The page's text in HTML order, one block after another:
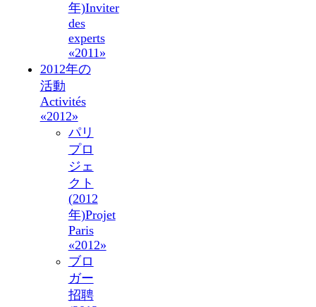
年)Inviter
des
experts
«2011»
2012年の
活動
Activités
«2012»
パリ
プロ
ジェ
クト
(2012
年)Projet
Paris
«2012»
ブロ
ガー
招聘